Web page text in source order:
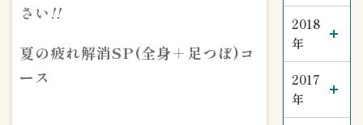
さい!!
夏の疲れ解消SP(全身＋足つぼ)コ
ース
2018
年
2017
年